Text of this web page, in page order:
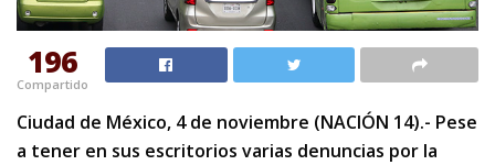
196
Compartido
Ciudad de México, 4 de noviembre (NACIÓN 14).- Pese
a tener en sus escritorios varias denuncias por la